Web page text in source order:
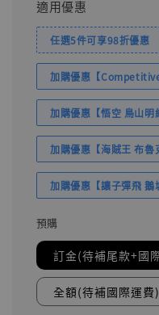
適用優惠
任選5件可享98折優惠
加購優惠【
加購優惠【悟空 鳥山明
加購優惠【海賊王 布魯
加購優惠【讓子彈飛 鵝
預購
訂金(待補尾款+國
全額(待補國際運費)